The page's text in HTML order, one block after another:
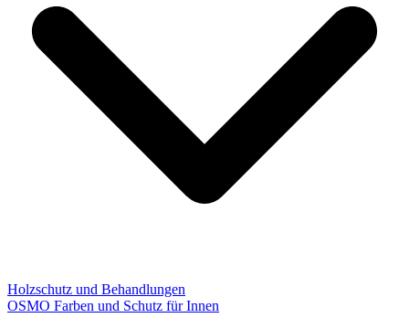
Holzschutz und Behandlungen
OSMO Farben und Schutz für Innen